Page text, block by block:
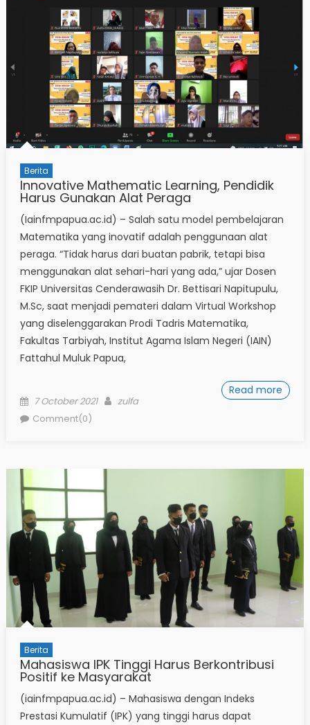
Berita
Innovative Mathematic Learning, Pendidik
Harus Gunakan Alat Peraga
(Iainfmpapua.ac.id) – Salah satu model pembelajaran
Matematika yang inovatif adalah penggunaan alat
peraga. “Tidak harus dari buatan pabrik, tetapi bisa
menggunakan alat sehari-hari yang ada,” ujar Dosen
FKIP Universitas Cenderawasih Dr. Bettisari Napitupulu,
M.Sc, saat menjadi pemateri dalam Virtual Workshop
yang diselenggarakan Prodi Tadris Matematika,
Fakultas Tarbiyah, Institut Agama Islam Negeri (IAIN)
Fattahul Muluk Papua,
Read more
Posted
on
7 October 2021 Author
zulfa
Comment(0)
Berita
Mahasiswa IPK Tinggi Harus Berkontribusi
Positif ke Masyarakat
(iainfmpapua.ac.id) – Mahasiswa dengan Indeks
Prestasi Kumulatif (IPK) yang tinggi harus dapat